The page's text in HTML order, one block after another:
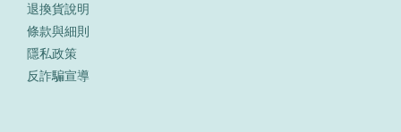
退換貨說明
條款與細則
隱私政策
反詐騙宣導